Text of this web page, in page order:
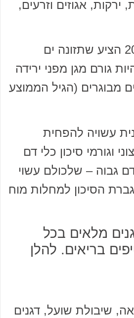
ירקות, אגוזים וזרעים,
מחקר משנת 2021 הציע שתזונה ים
גורם מגן מפני ירידה
מבוגרים (הגיל הממוצע
עשויה להפחית
וגורמי סיכון כלי דם
גבוה – שלכולם עשוי
הסיכון למחלות מוח
לכלול 7 דגנים מלאים בכל
בריאים. להלן
שיבולת שועל, דגנים